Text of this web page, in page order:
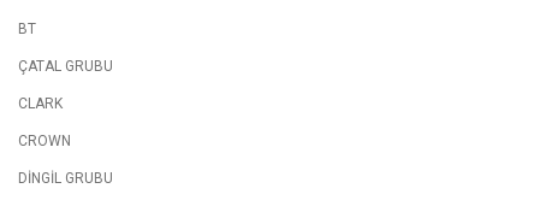
BT
ÇATAL GRUBU
CLARK
CROWN
DİNGİL GRUBU